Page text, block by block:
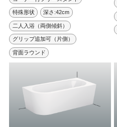
特殊形状 深さ:42cm
二人入浴（両側傾斜）
グリップ追加可（片側）
背面ラウンド